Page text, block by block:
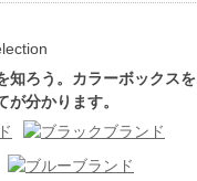
知ろう。カラーボックスを
分かります。